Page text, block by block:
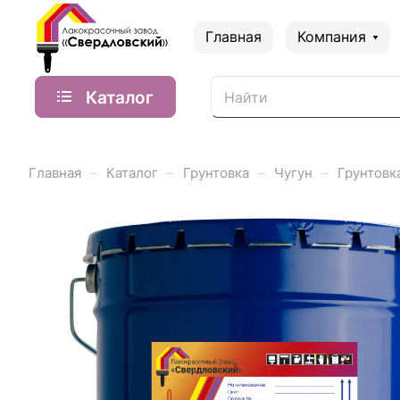
Главная Компания
Каталог
Главная – Каталог – Грунтовка – Чугун –